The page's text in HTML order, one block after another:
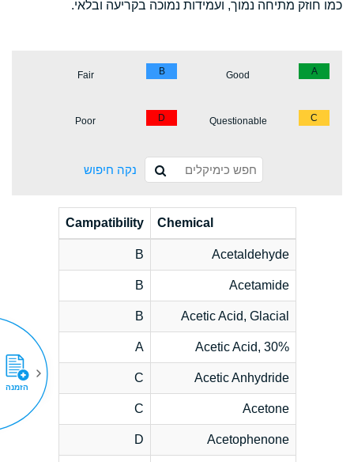
כמו חוזק מתיחה נמוך, ועמידות נמוכה בקריעה ובלאי.
A
Good
B
Fair
C
Questionable
D
Poor
נקה חיפוש
Chemical
Campatibility
Acetaldehyde
B
Acetamide
B
Acetic Acid, Glacial
B
Acetic Acid, 30%
A
Acetic Anhydride
C
Acetone
C
Acetophenone
D
הזמנה